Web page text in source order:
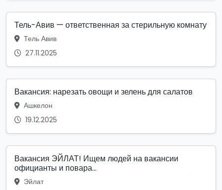
Тель-Авив — ответственная за стерильную комнату
Тель Авив
27.11.2025
Вакансия: нарезать овощи и зелень для салатов
Ашкелон
19.12.2025
Вакансия ЭЙЛАТ! Ищем людей на вакансии
официанты и повара...
Эйлат